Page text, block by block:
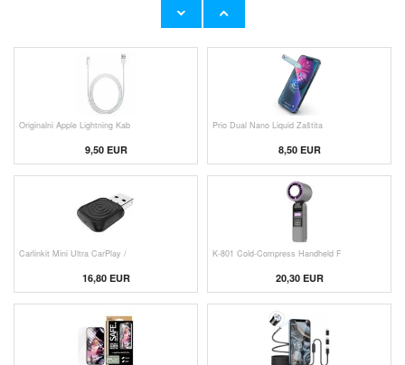
Originalni Apple Lightning Kab
9,50 EUR
Prio Dual Nano Liquid Zaštita
8,50 EUR
Carlinkit Mini Ultra CarPlay /
16,80 EUR
K-801 Cold-Compress Handheld F
20,30 EUR